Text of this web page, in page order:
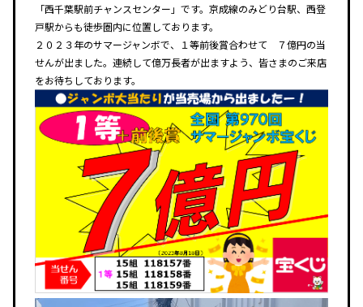
「西千葉駅前チャンスセンター」です。京成線のみどり台駅、西登
戸駅からも徒歩圏内に位置しております。
２０２３年のサマージャンボで、１等前後賞合わせて ７億円の当
せんが出ました。連続して億万長者が出ますよう、皆さまのご来店
をお待ちしております。